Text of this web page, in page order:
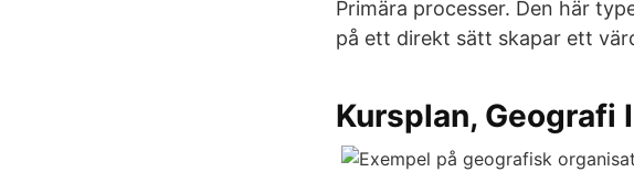
Primära processer. Den här
på ett direkt sätt skapar ett
Kursplan, Geografi